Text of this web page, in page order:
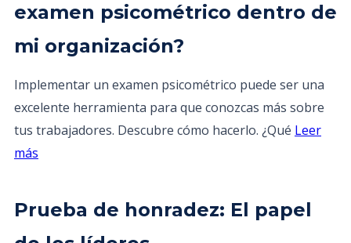
examen psicométrico dentro de
mi organización?
Implementar un examen psicométrico puede ser una
excelente herramienta para que conozcas más sobre
tus trabajadores. Descubre cómo hacerlo. ¿Qué Leer
más
Prueba de honradez: El papel